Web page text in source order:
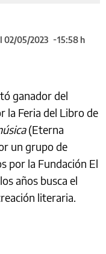
02/05/2023
15:58 h
ganador del
la Feria del Libro de
(Eterna
un grupo de
por la Fundación El
años busca el
literaria.